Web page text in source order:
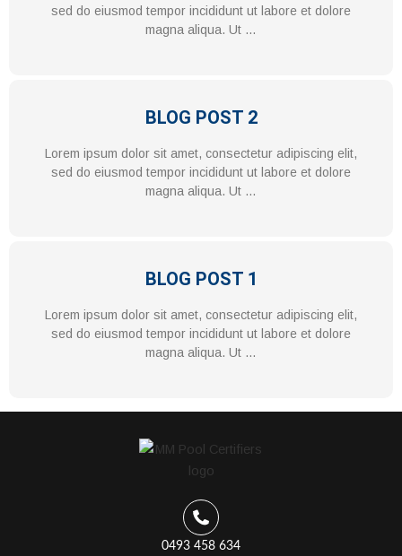
sed do eiusmod tempor incididunt ut labore et dolore
magna aliqua. Ut …
BLOG POST 2
Lorem ipsum dolor sit amet, consectetur adipiscing elit,
sed do eiusmod tempor incididunt ut labore et dolore
magna aliqua. Ut …
BLOG POST 1
Lorem ipsum dolor sit amet, consectetur adipiscing elit,
sed do eiusmod tempor incididunt ut labore et dolore
magna aliqua. Ut …
0493 458 634